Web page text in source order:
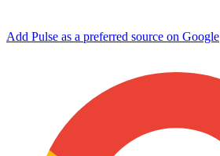
Add Pulse as a preferred source on Google